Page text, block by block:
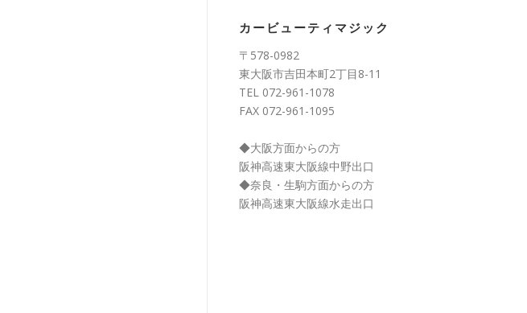
カービューティマジック
〒578-0982
東大阪市吉田本町2丁目8-11
TEL 072-961-1078
FAX 072-961-1095
◆大阪方面からの方
阪神高速東大阪線中野出口
◆奈良・生駒方面からの方
阪神高速東大阪線水走出口